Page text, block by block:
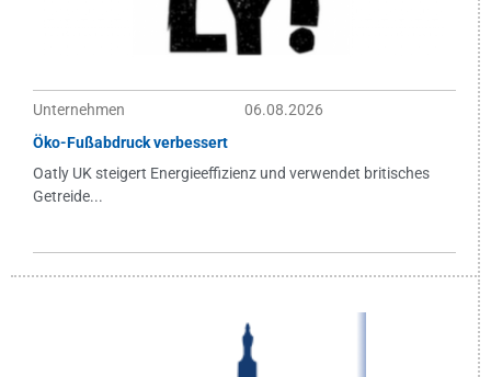
Unternehmen
06.08.2026
Öko-Fußabdruck verbessert
Oatly UK steigert Energieeffizienz und verwendet britisches
Getreide...